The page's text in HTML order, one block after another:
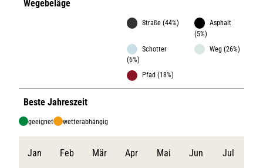
Wegebeläge
Straße (44%)
Asphalt
(5%)
Schotter
(6%)
Weg (26%)
Pfad (18%)
Beste Jahreszeit
geeignet wetterabhängig
Jan Feb Mär Apr Mai Jun Jul